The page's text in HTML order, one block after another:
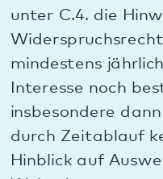
deaktiviert, können
Funktionen der
Im Übrigen speichern
berechtigten
berechtigte Interesse
Abwägung zu einem
oder Sie nach Art. 21